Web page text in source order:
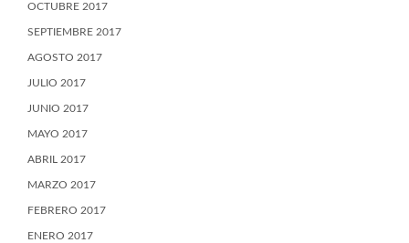
OCTUBRE 2017
SEPTIEMBRE 2017
AGOSTO 2017
JULIO 2017
JUNIO 2017
MAYO 2017
ABRIL 2017
MARZO 2017
FEBRERO 2017
ENERO 2017